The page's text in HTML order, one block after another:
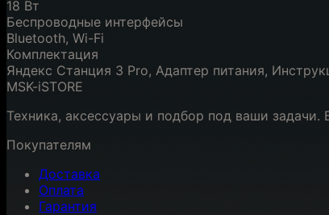
18 Вт
Беспроводные интерфейсы
Bluetooth, Wi-Fi
Комплектация
Яндекс Станция 3 Pro, Адаптер питания,
MSK-iSTORE
Техника, аксессуары и подбор под ваши задачи.
Покупателям
Доставка
Оплата
Гарантия